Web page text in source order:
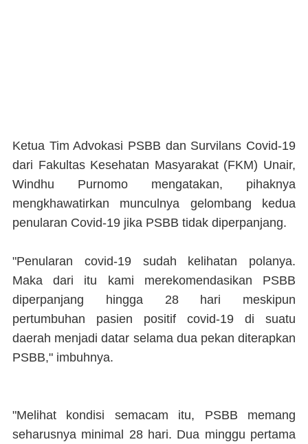
Ketua Tim Advokasi PSBB dan Survilans Covid-19
dari Fakultas Kesehatan Masyarakat (FKM) Unair,
Windhu Purnomo mengatakan, pihaknya
mengkhawatirkan munculnya gelombang kedua
penularan Covid-19 jika PSBB tidak diperpanjang.
"Penularan covid-19 sudah kelihatan polanya.
Maka dari itu kami merekomendasikan PSBB
diperpanjang hingga 28 hari meskipun
pertumbuhan pasien positif covid-19 di suatu
daerah menjadi datar selama dua pekan diterapkan
PSBB," imbuhnya.
"Melihat kondisi semacam itu, PSBB memang
seharusnya minimal 28 hari. Dua minggu pertama